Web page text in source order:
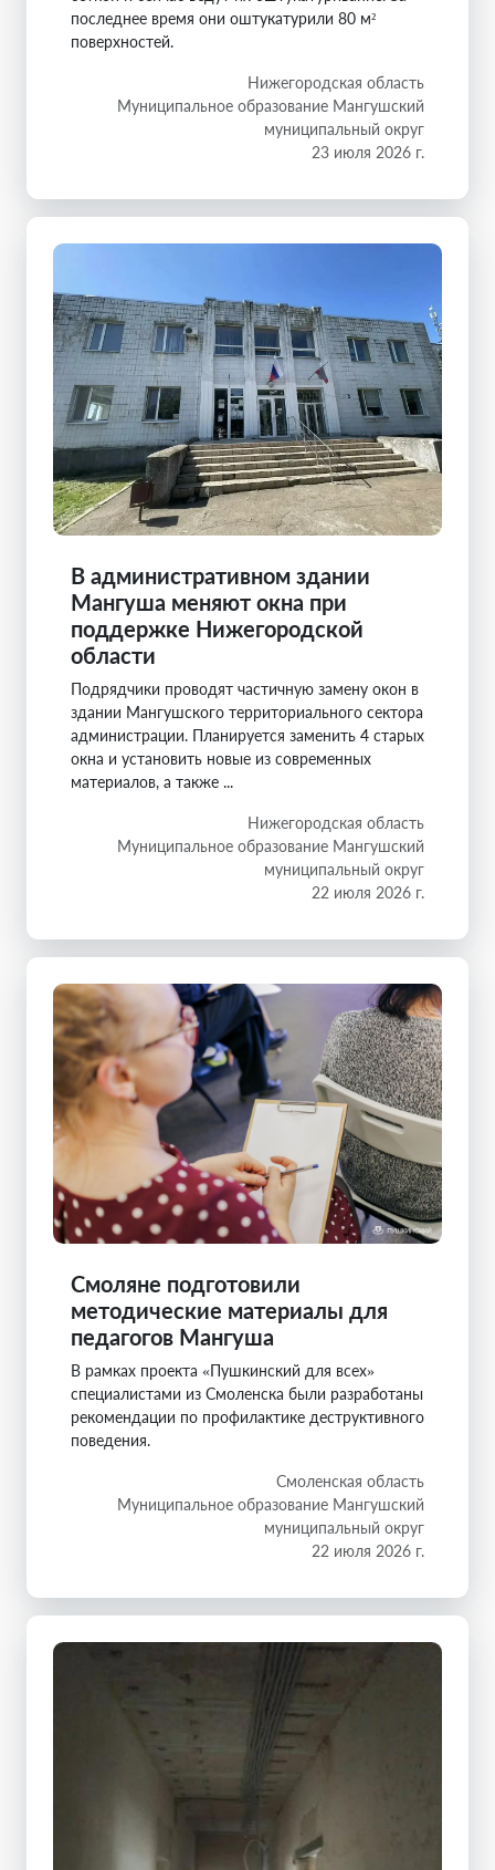
последнее время они оштукатурили 80 м²
поверхностей.
Нижегородская область
Муниципальное образование Мангушский
муниципальный округ
23 июля 2026 г.
В административном здании
Мангуша меняют окна при
поддержке Нижегородской
области
Подрядчики проводят частичную замену окон в
здании Мангушского территориального сектора
администрации. Планируется заменить 4 старых
окна и установить новые из современных
материалов, а также ...
Нижегородская область
Муниципальное образование Мангушский
муниципальный округ
22 июля 2026 г.
Смоляне подготовили
методические материалы для
педагогов Мангуша
В рамках проекта «Пушкинский для всех»
специалистами из Смоленска были разработаны
рекомендации по профилактике деструктивного
поведения.
Смоленская область
Муниципальное образование Мангушский
муниципальный округ
22 июля 2026 г.